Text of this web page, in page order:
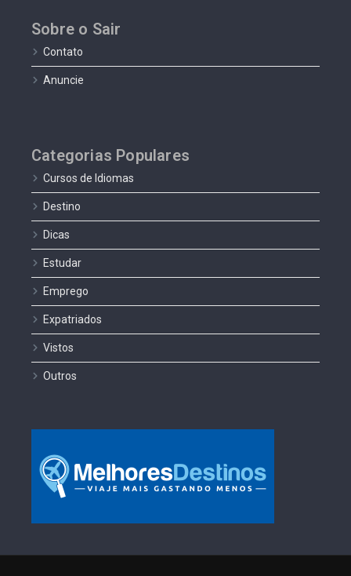
Sobre o Sair
Contato
Anuncie
Categorias Populares
Cursos de Idiomas
Destino
Dicas
Estudar
Emprego
Expatriados
Vistos
Outros